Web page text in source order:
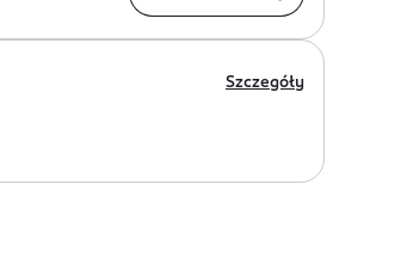
Szczegóły